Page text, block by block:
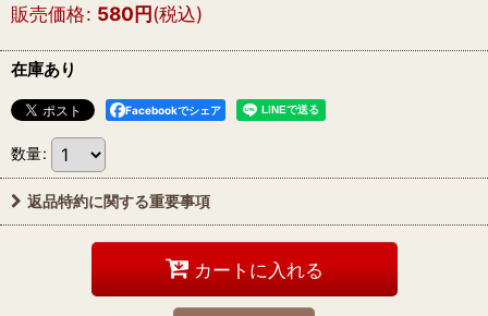
販売価格: 580円(税込)
在庫あり
Facebookでシェア
数量:
返品特約に関する重要事項
カートに入れる